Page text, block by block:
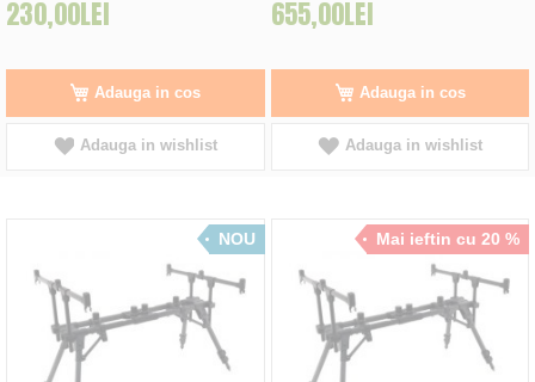
230,00LEI
Adauga in cos
Adauga in wishlist
655,00LEI
Adauga in cos
Adauga in wishlist
NOU Mai ieftin cu 20 %